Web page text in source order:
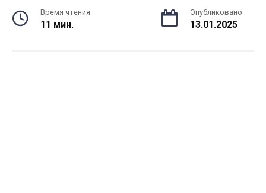
Время чтения
11 мин.
Опубликовано
13.01.2025